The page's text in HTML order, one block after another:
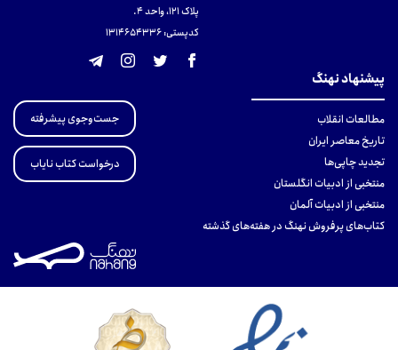
پلاک 121، واحد ۴.
کدپستی: 131465433۶
پیشنهاد نهنگ
مطالعات انقلاب
تاریخ معاصر ایران
تجدید چاپی‌ها
منتخبی از ادبیات انگلستان
منتخبی از ادبیات آلمان
کتاب‌های پرفروش نهنگ در هفته‌های گذشته
جست‌وجوی پیشرفته
درخواست کتاب نایاب